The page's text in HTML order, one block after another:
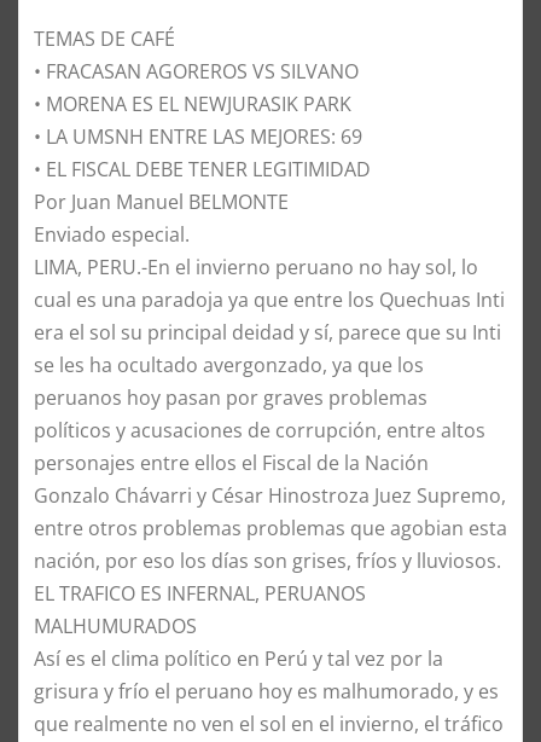
TEMAS DE CAFÉ
• FRACASAN AGOREROS VS SILVANO
• MORENA ES EL NEWJURASIK PARK
• LA UMSNH ENTRE LAS MEJORES: 69
• EL FISCAL DEBE TENER LEGITIMIDAD
Por Juan Manuel BELMONTE
Enviado especial.
LIMA, PERU.-En el invierno peruano no hay sol, lo
cual es una paradoja ya que entre los Quechuas Inti
era el sol su principal deidad y sí, parece que su Inti
se les ha ocultado avergonzado, ya que los
peruanos hoy pasan por graves problemas
políticos y acusaciones de corrupción, entre altos
personajes entre ellos el Fiscal de la Nación
Gonzalo Chávarri y César Hinostroza Juez Supremo,
entre otros problemas problemas que agobian esta
nación, por eso los días son grises, fríos y lluviosos.
​EL TRAFICO ES INFERNAL, PERUANOS
MALHUMURADOS
​Así es el clima político en Perú y tal vez por la
grisura y frío el peruano hoy es malhumorado, y es
que realmente no ven el sol en el invierno, el tráfico